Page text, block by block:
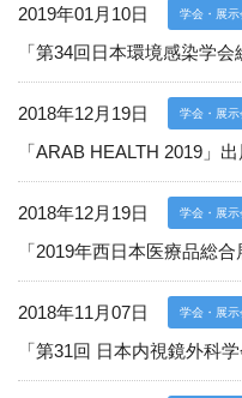
2019年01月10日 学会・展示
「第34回日本環境感染学
2018年12月19日 学会・展示
「ARAB HEALTH 2019」
2018年12月19日 学会・展示
「2019年西日本医療品総
2018年11月07日 学会・展示
「第31回 日本内視鏡外科
06-
受付時間：受